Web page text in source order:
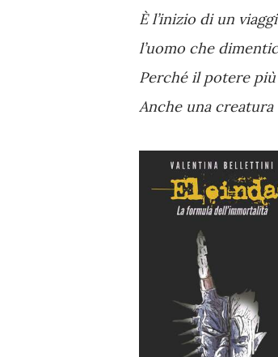
È l’inizio di un
l’uomo che
Perché il potere più
Anche una creatura